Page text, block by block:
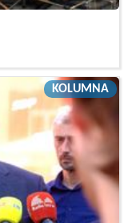
KOLUMNA